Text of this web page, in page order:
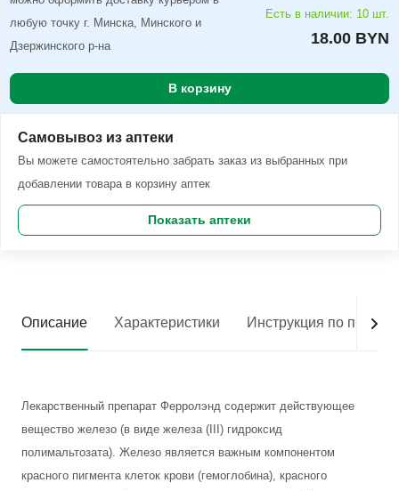
любую точку г. Минска, Минского и
Дзержинского р-на
Есть в наличии: 10 шт.
18.00 BYN
В корзину
Самовывоз из аптеки
Вы можете самостоятельно забрать заказ из выбранных при
добавлении товара в корзину аптек
Показать аптеки
Описание Характеристики Инструкция по
Лекарственный препарат Ферролэнд содержит действующее
вещество железо (в виде железа (III) гидроксид
полимальтозата). Железо является важным компонентом
красного пигмента клеток крови (гемоглобина), красного